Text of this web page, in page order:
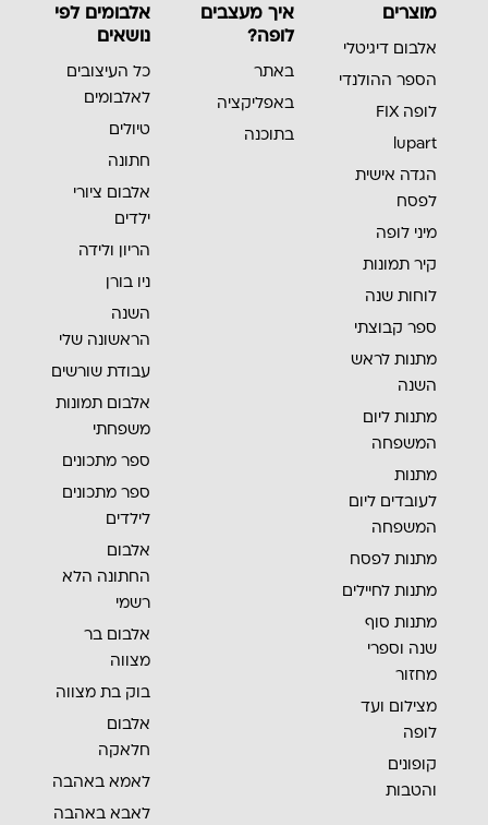
מוצרים
אלבום דיגיטלי
הספר ההולנדי
לופה FIX
lupart
הגדה אישית
לפסח
מיני לופה
קיר תמונות
לוחות שנה
ספר קבוצתי
מתנות לראש
השנה
מתנות ליום
המשפחה
מתנות
לעובדים ליום
המשפחה
מתנות לפסח
מתנות לחיילים
מתנות סוף
שנה וספרי
מחזור
מצילום ועד
לופה
קופונים
והטבות
איך מעצבים
לופה?
באתר
באפליקציה
בתוכנה
אלבומים לפי
נושאים
כל העיצובים
לאלבומים
טיולים
חתונה
אלבום ציורי
ילדים
הריון ולידה
ניו בורן
השנה
הראשונה שלי
עבודת שורשים
אלבום תמונות
משפחתי
ספר מתכונים
ספר מתכונים
לילדים
אלבום
החתונה הלא
רשמי
אלבום בר
מצווה
בוק בת מצווה
אלבום
חלאקה
לאמא באהבה
לאבא באהבה